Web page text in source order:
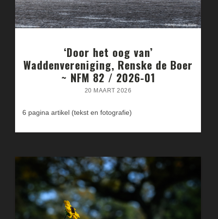
‘Door het oog van’
Waddenvereniging, Renske de Boer
~ NFM 82 / 2026-01
20 MAART 2026
6 pagina artikel (tekst en fotografie)